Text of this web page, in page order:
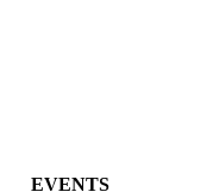
EVENTS